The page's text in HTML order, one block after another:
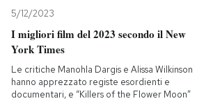
5/12/2023
I migliori film del 2023 secondo il New
York Times
Le critiche Manohla Dargis e Alissa Wilkinson
hanno apprezzato registe esordienti e
documentari, e “Killers of the Flower Moon”